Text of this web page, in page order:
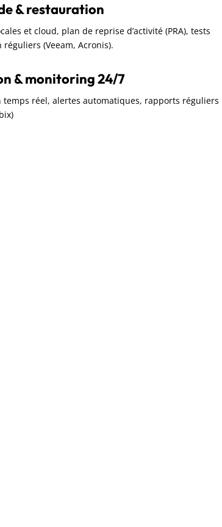
& restauration
et cloud, plan de reprise d’activité (PRA), tests
(Veeam, Acronis).
& monitoring 24/7
temps réel, alertes automatiques, rapports réguliers